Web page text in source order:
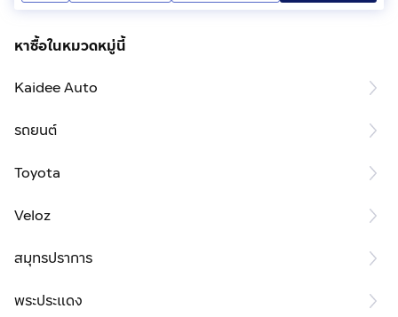
หาซื้อในหมวดหมู่นี้
Kaidee Auto
รถยนต์
Toyota
Veloz
สมุทรปราการ
พระประแดง